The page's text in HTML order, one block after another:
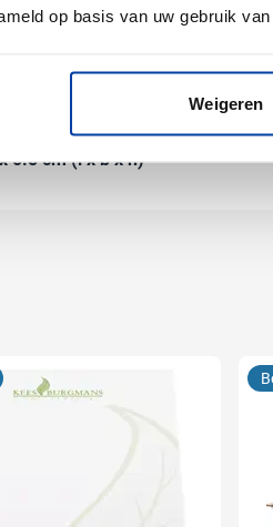
op basis van uw gebruik
Weigeren
0.8 cm (l x b x h)